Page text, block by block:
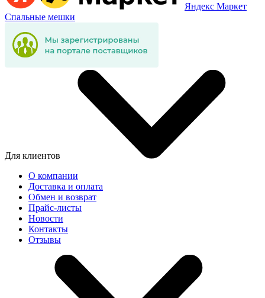
Яндекс Маркет
Спальные мешки
Для клиентов
О компании
Доставка и оплата
Обмен и возврат
Прайс-листы
Новости
Контакты
Отзывы